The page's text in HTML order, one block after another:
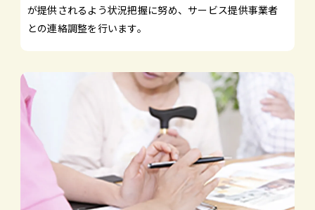
が提供されるよう状況把握に努め、サービス提供事業者
との連絡調整を行います。